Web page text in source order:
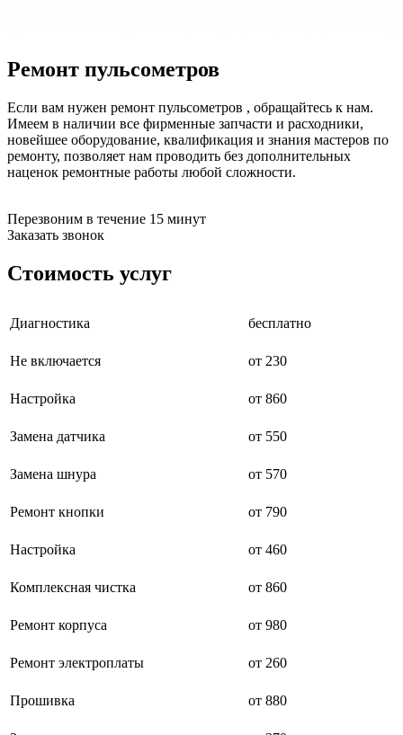
безменов
биноклей
блендеров
блинниц
блоков автоматики насосов
блоков диспетчеризации
блоков подключения
блоков управления
брошюраторов
буферных накопителей
бутербродниц
чайников
чебуречниц
чиллеров
датчиков протечки
дегидраторов
депозитных машин
Ремонт пульсометров
Если вам нужен ремонт пульсометров , обращайтесь к нам.
Имеем в наличии все фирменные запчасти и расходники,
новейшее оборудование, квалификация и знания мастеров по
ремонту, позволяет нам проводить без дополнительных
наценок ремонтные работы любой сложности.
Перезвоним в течение 15 минут
Заказать звонок
Стоимость услуг
Диагностика бесплатно
Не включается от 230
Настройка от 860
Замена датчика от 550
Замена шнура от 570
Ремонт кнопки от 790
Настройка от 460
Комплексная чистка от 860
Ремонт корпуса от 980
Ремонт электроплаты от 260
Прошивка от 880